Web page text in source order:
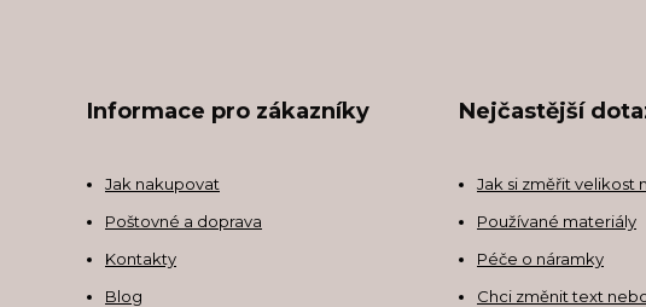
Informace pro zákazníky
Jak nakupovat
Poštovné a doprava
Kontakty
Blog
Nejčastější
Jak si změřit velikost
Používané materiály
Péče o náramky
Chci změnit text